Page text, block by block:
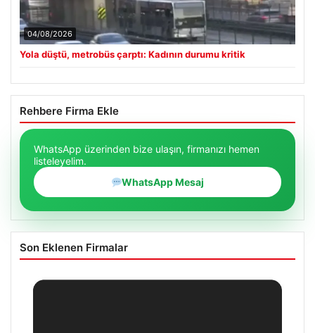
04/08/2026
Yola düştü, metrobüs çarptı: Kadının durumu kritik
Rehbere Firma Ekle
WhatsApp üzerinden bize ulaşın, firmanızı hemen
listeleyelim.
WhatsApp Mesaj
Son Eklenen Firmalar